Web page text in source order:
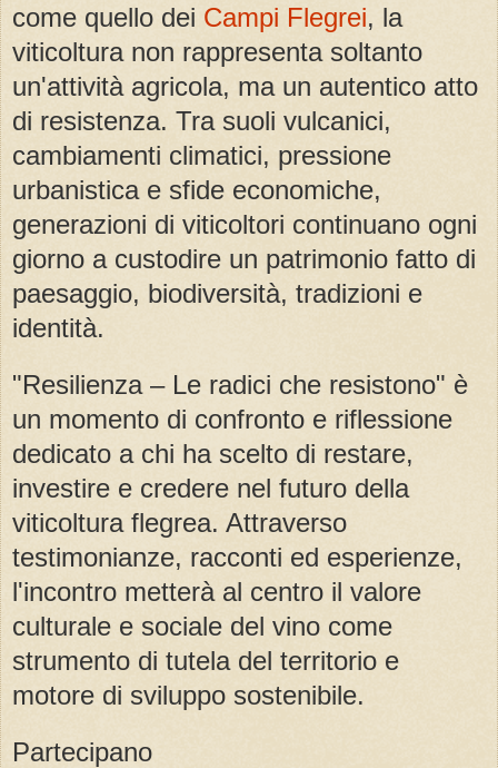
come quello dei Campi Flegrei, la
viticoltura non rappresenta soltanto
un'attività agricola, ma un autentico atto
di resistenza. Tra suoli vulcanici,
cambiamenti climatici, pressione
urbanistica e sfide economiche,
generazioni di viticoltori continuano ogni
giorno a custodire un patrimonio fatto di
paesaggio, biodiversità, tradizioni e
identità.
"Resilienza – Le radici che resistono" è
un momento di confronto e riflessione
dedicato a chi ha scelto di restare,
investire e credere nel futuro della
viticoltura flegrea. Attraverso
testimonianze, racconti ed esperienze,
l'incontro metterà al centro il valore
culturale e sociale del vino come
strumento di tutela del territorio e
motore di sviluppo sostenibile.
Partecipano